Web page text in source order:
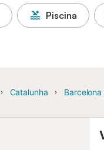
Piscina
Catalunha